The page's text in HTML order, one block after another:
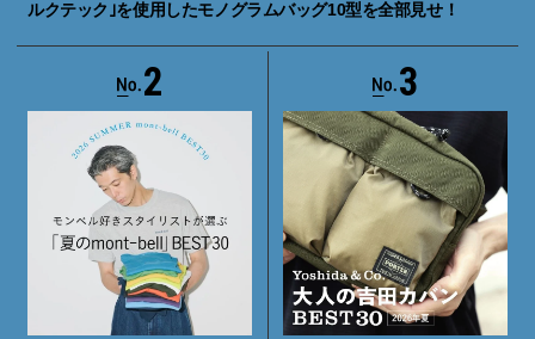
ルクテック｣を使用したモノグラムバッグ10型を全部見せ！
2 3